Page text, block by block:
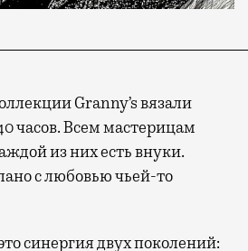
Granny’s вязали
часов. Всем мастерицам
из них есть внуки.
с любовью чьей-то
синергия двух поколений: